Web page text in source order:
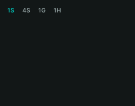
1S 4S 1G 1H